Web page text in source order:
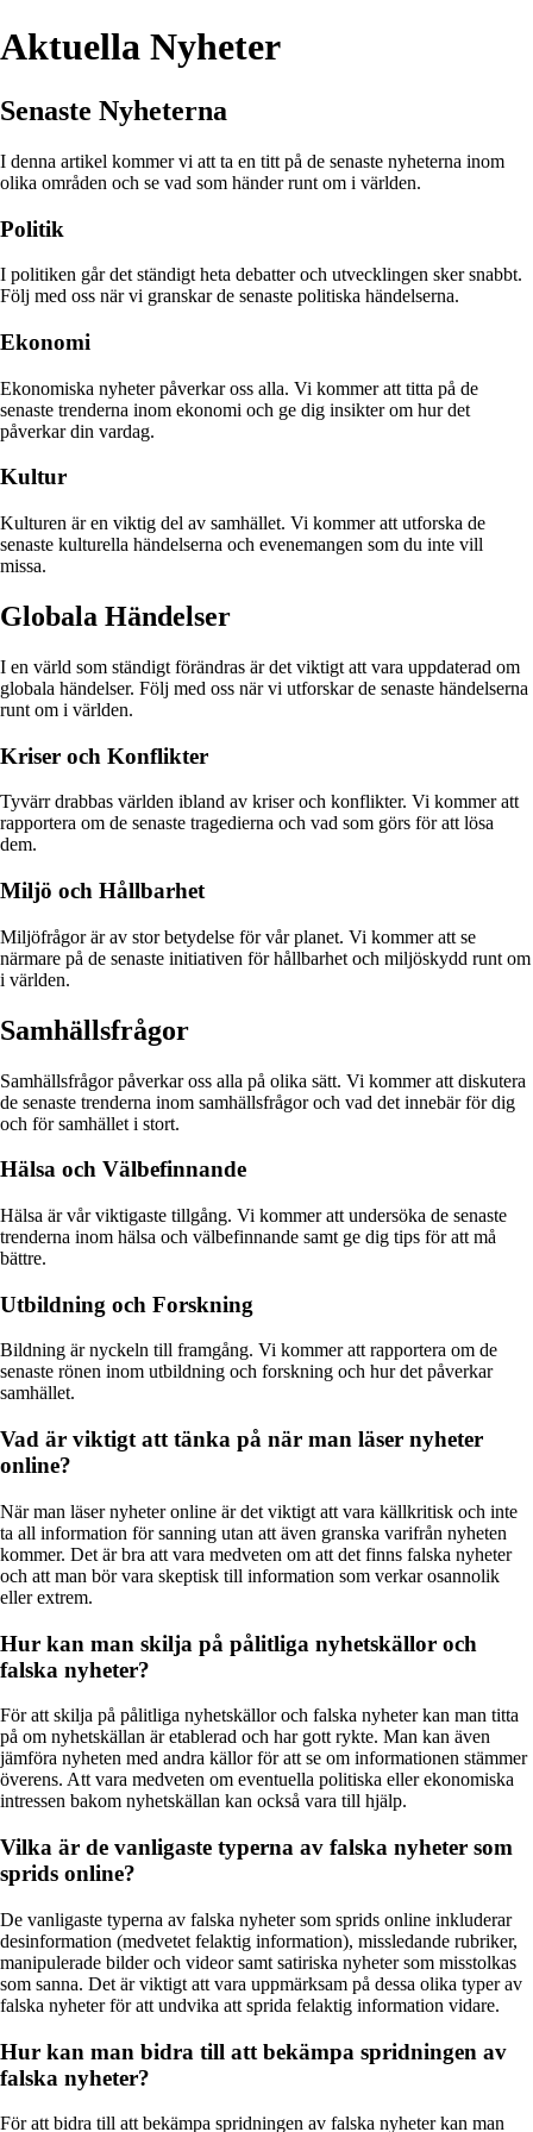
Aktuella Nyheter
Senaste Nyheterna
I denna artikel kommer vi att ta en titt på de senaste nyheterna inom
olika områden och se vad som händer runt om i världen.
Politik
I politiken går det ständigt heta debatter och utvecklingen sker snabbt.
Följ med oss när vi granskar de senaste politiska händelserna.
Ekonomi
Ekonomiska nyheter påverkar oss alla. Vi kommer att titta på de
senaste trenderna inom ekonomi och ge dig insikter om hur det
påverkar din vardag.
Kultur
Kulturen är en viktig del av samhället. Vi kommer att utforska de
senaste kulturella händelserna och evenemangen som du inte vill
missa.
Globala Händelser
I en värld som ständigt förändras är det viktigt att vara uppdaterad om
globala händelser. Följ med oss när vi utforskar de senaste händelserna
runt om i världen.
Kriser och Konflikter
Tyvärr drabbas världen ibland av kriser och konflikter. Vi kommer att
rapportera om de senaste tragedierna och vad som görs för att lösa
dem.
Miljö och Hållbarhet
Miljöfrågor är av stor betydelse för vår planet. Vi kommer att se
närmare på de senaste initiativen för hållbarhet och miljöskydd runt om
i världen.
Samhällsfrågor
Samhällsfrågor påverkar oss alla på olika sätt. Vi kommer att diskutera
de senaste trenderna inom samhällsfrågor och vad det innebär för dig
och för samhället i stort.
Hälsa och Välbefinnande
Hälsa är vår viktigaste tillgång. Vi kommer att undersöka de senaste
trenderna inom hälsa och välbefinnande samt ge dig tips för att må
bättre.
Utbildning och Forskning
Bildning är nyckeln till framgång. Vi kommer att rapportera om de
senaste rönen inom utbildning och forskning och hur det påverkar
samhället.
Vad är viktigt att tänka på när man läser nyheter
online?
När man läser nyheter online är det viktigt att vara källkritisk och inte
ta all information för sanning utan att även granska varifrån nyheten
kommer. Det är bra att vara medveten om att det finns falska nyheter
och att man bör vara skeptisk till information som verkar osannolik
eller extrem.
Hur kan man skilja på pålitliga nyhetskällor och
falska nyheter?
För att skilja på pålitliga nyhetskällor och falska nyheter kan man titta
på om nyhetskällan är etablerad och har gott rykte. Man kan även
jämföra nyheten med andra källor för att se om informationen stämmer
överens. Att vara medveten om eventuella politiska eller ekonomiska
intressen bakom nyhetskällan kan också vara till hjälp.
Vilka är de vanligaste typerna av falska nyheter som
sprids online?
De vanligaste typerna av falska nyheter som sprids online inkluderar
desinformation (medvetet felaktig information), missledande rubriker,
manipulerade bilder och videor samt satiriska nyheter som misstolkas
som sanna. Det är viktigt att vara uppmärksam på dessa olika typer av
falska nyheter för att undvika att sprida felaktig information vidare.
Hur kan man bidra till att bekämpa spridningen av
falska nyheter?
För att bidra till att bekämpa spridningen av falska nyheter kan man